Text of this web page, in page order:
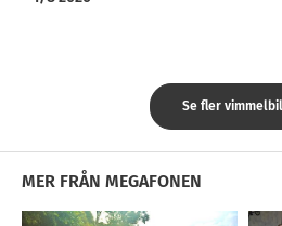
Se fler
MER FRÅN MEGAFONEN